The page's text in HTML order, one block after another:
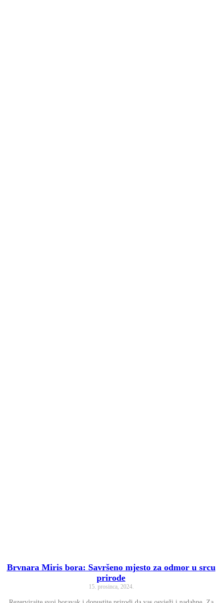
Brvnara Miris bora: Savršeno mjesto za odmor u srcu
prirode
15. prosinca, 2024.